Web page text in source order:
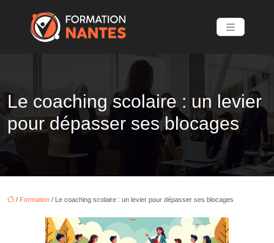
Le coaching scolaire : un levier
pour dépasser ses blocages
/ Formation / Le coaching scolaire : un levier pour dépasser ses blocages